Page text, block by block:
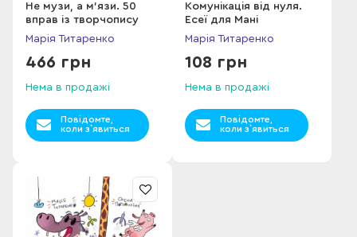
Не музи, а м'язи. 50
вправ із творчопису
Марія Титаренко
466 грн
Нема в продажі
Повідомте,
коли з`явиться
Комунікація від нуля.
Есеї для Мані
Марія Титаренко
108 грн
Нема в продажі
Повідомте,
коли з`явиться